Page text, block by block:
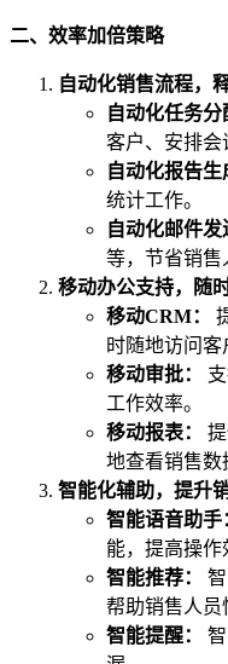
二、效率加倍策略
自动化销售流程，
自动化任务分
客户、安排会
自动化报告生
统计工作。
自动化邮件发
等，节省销售
移动办公支持，随
移动CRM：
时随地访问客
移动审批：
工作效率。
移动报表：
地查看销售数
智能化辅助，提升
智能语音助手
能，提高操作
智能推荐：
帮助销售人员
智能提醒：